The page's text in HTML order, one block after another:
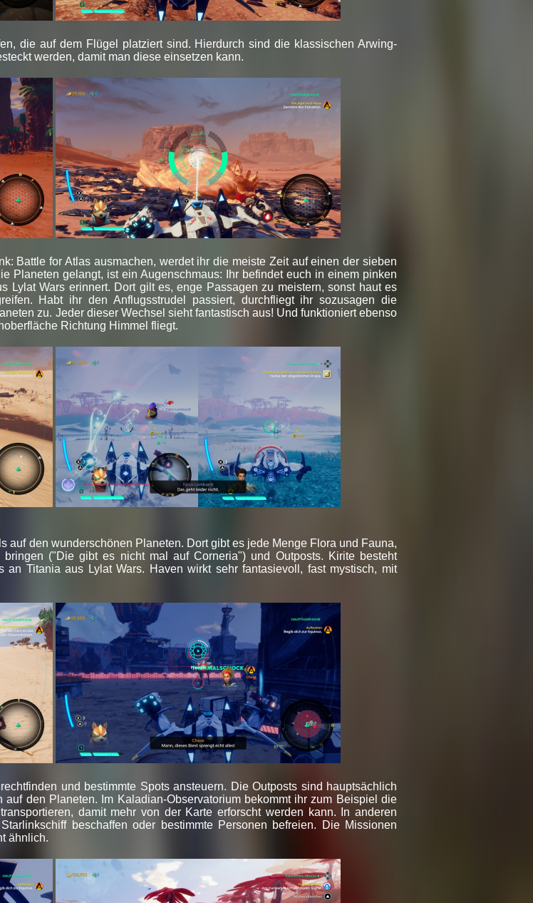
die auf dem Flügel platziert sind. Hierdurch sind die klassischen Arwing-
werden, damit man diese einsetzen kann.
Battle for Atlas ausmachen, werdet ihr die meiste Zeit auf einen der sieben
Planeten gelangt, ist ein Augenschmaus: Ihr befindet euch in einem pinken
Lylat Wars erinnert. Dort gilt es, enge Passagen zu meistern, sonst haut es
Habt ihr den Anflugsstrudel passiert, durchfliegt ihr sozusagen die
zu. Jeder dieser Wechsel sieht fantastisch aus! Und funktioniert ebenso
Richtung Himmel fliegt.
auf den wunderschönen Planeten. Dort gibt es jede Menge Flora und Fauna,
("Die gibt es nicht mal auf Corneria") und Outposts. Kirite besteht
Titania aus Lylat Wars. Haven wirkt sehr fantasievoll, fast mystisch, mit
und bestimmte Spots ansteuern. Die Outposts sind hauptsächlich
den Planeten. Im Kaladian-Observatorium bekommt ihr zum Beispiel die
damit mehr von der Karte erforscht werden kann. In anderen
beschaffen oder bestimmte Personen befreien. Die Missionen
ähnlich.